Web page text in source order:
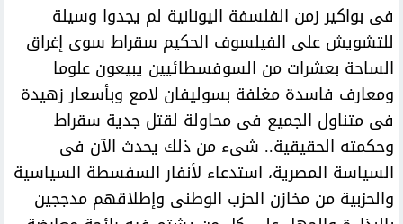
فى بواكير زمن الفلسفة اليونانية لم يجدوا وسيلة
للتشويش على الفيلسوف الحكيم سقراط سوى إغراق
الساحة بعشرات من السوفسطائيين يبيعون علوما
ومعارف فاسدة مغلفة بسوليفان لامع وبأسعار زهيدة
فى متناول الجميع فى محاولة لقتل جدية سقراط
وحكمته الحقيقية.. شىء من ذلك يحدث الآن فى
السياسة المصرية، استدعاء لأنفار السفسطة السياسية
والحزبية من مخازن الحزب الوطنى وإطلاقهم مدججين